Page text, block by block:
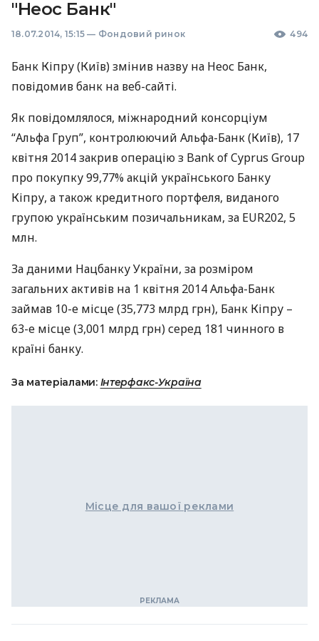
"Неос Банк"
18.07.2014, 15:15 — Фондовий ринок 494
Банк Кіпру (Київ) змінив назву на Неос Банк,
повідомив банк на веб-сайті.
Як повідомлялося, міжнародний консорціум
“Альфа Груп”, контролюючий Альфа-Банк (Київ), 17
квітня 2014 закрив операцію з Bank of Cyprus Group
про покупку 99,77% акцій українського Банку
Кіпру, а також кредитного портфеля, виданого
групою українським позичальникам, за EUR202, 5
млн.
За даними Нацбанку України, за розміром
загальних активів на 1 квітня 2014 Альфа-Банк
займав 10-е місце (35,773 млрд грн), Банк Кіпру –
63-е місце (3,001 млрд грн) серед 181 чинного в
країні банку.
За матеріалами: Інтерфакс-Україна
Місце для вашої реклами